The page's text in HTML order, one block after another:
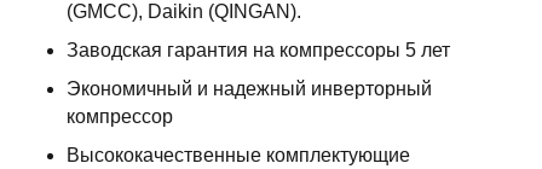
(GMCC), Daikin (QINGAN).
Заводская гарантия на компрессоры 5 лет
Экономичный и надежный инверторный
компрессор
Высококачественные комплектующие